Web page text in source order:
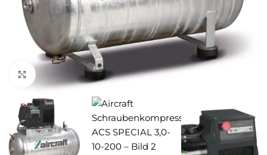
Zum Vergrößern anklicken